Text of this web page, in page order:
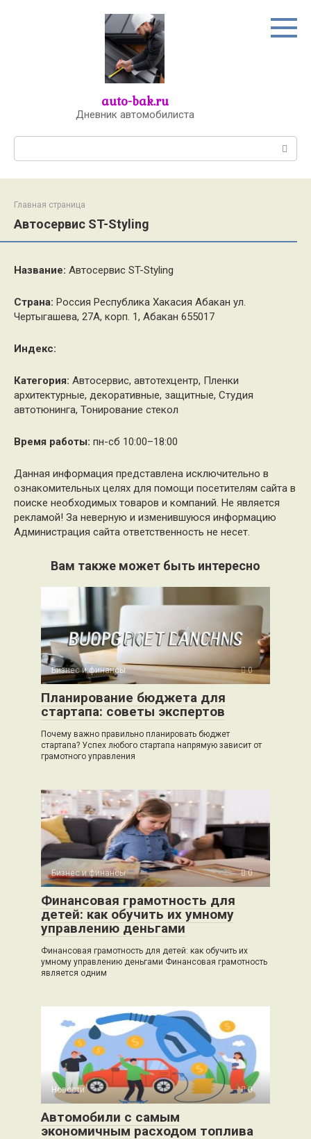
auto-bak.ru
Дневник автомобилиста
Главная страница
Автосервис ST-Styling
Название: Автосервис ST-Styling
Страна: Россия Республика Хакасия Абакан ул.
Чертыгашева, 27А, корп. 1, Абакан 655017
Индекс:
Категория: Автосервис, автотехцентр, Пленки
архитектурные, декоративные, защитные, Студия
автотюнинга, Тонирование стекол
Время работы: пн-сб 10:00–18:00
Данная информация представлена исключительно в
ознакомительных целях для помощи посетителям сайта в
поиске необходимых товаров и компаний. Не является
рекламой! За неверную и изменившуюся информацию
Администрация сайта ответственность не несет.
Вам также может быть интересно
Бизнес и финансы 0
Планирование бюджета для
стартапа: советы экспертов
Почему важно правильно планировать бюджет
стартапа? Успех любого стартапа напрямую зависит от
грамотного управления
Бизнес и финансы 0
Финансовая грамотность для
детей: как обучить их умному
управлению деньгами
Финансовая грамотность для детей: как обучить их
умному управлению деньгами Финансовая грамотность
является одним
Новости 0
Автомобили с самым
экономичным расходом топлива